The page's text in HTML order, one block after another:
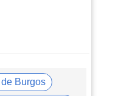
la 8e étape du
de Burgos